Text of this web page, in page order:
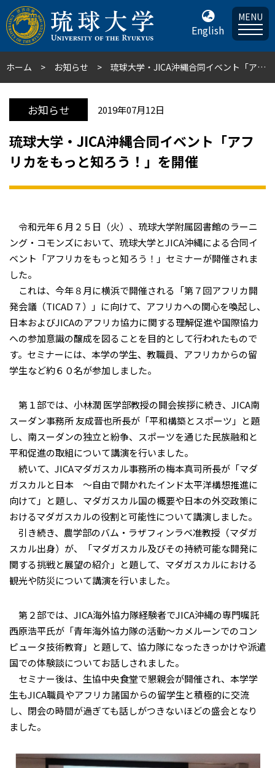
English
MENU
ホーム お知らせ 琉球大学・JICA沖縄合同イベント「アフリカをもっと知ろう！」を開催
お知らせ 2019年07月12日
琉球大学・JICA沖縄合同イベント「アフ
リカをもっと知ろう！」を開催
令和元年６月２５日（火）、琉球大学附属図書館のラーニ
ング・コモンズにおいて、琉球大学とJICA沖縄による合同イ
ベント「アフリカをもっと知ろう！」セミナーが開催されま
した。
これは、今年８月に横浜で開催される「第７回アフリカ開
発会議（TICAD７）」に向けて、アフリカへの関心を喚起し、
日本およびJICAのアフリカ協力に関する理解促進や国際協力
への参加意識の醸成を図ることを目的として行われたもので
す。セミナーには、本学の学生、教職員、アフリカからの留
学生など約６０名が参加しました。
第１部では、小林潤 医学部教授の開会挨拶に続き、JICA南
スーダン事務所 友成晋也所長が「平和構築とスポーツ」と題
し、南スーダンの独立と紛争、スポーツを通じた民族融和と
平和促進の取組について講演を行いました。
続いて、JICAマダガスカル事務所の梅本真司所長が「マダ
ガスカルと日本 ～自由で開かれたインド太平洋構想推進に
向けて」と題し、マダガスカル国の概要や日本の外交政策に
おけるマダガスカルの役割と可能性について講演しました。
引き続き、農学部のバム・ラザフィンラベ准教授（マダガ
スカル出身）が、「マダガスカル及びその持続可能な開発に
関する挑戦と展望の紹介」と題して、マダガスカルにおける
観光や防災について講演を行いました。
第２部では、JICA海外協力隊経験者でJICA沖縄の専門嘱託
西原浩平氏が「青年海外協力隊の活動～カメルーンでのコン
ピュータ技術教育」と題して、協力隊になったきっかけや派遣
国での体験談についてお話しされました。
セミナー後は、生協中央食堂で懇親会が開催され、本学学
生もJICA職員やアフリカ諸国からの留学生と積極的に交流
し、閉会の時間が過ぎても話しがつきないほどの盛会となり
ました。